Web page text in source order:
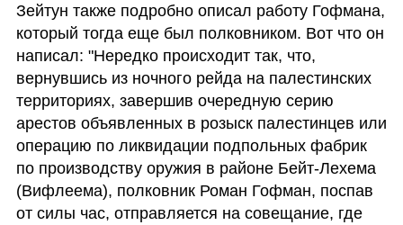
Зейтун также подробно описал работу Гофмана,
который тогда еще был полковником. Вот что он
написал: "Нередко происходит так, что,
вернувшись из ночного рейда на палестинских
территориях, завершив очередную серию
арестов объявленных в розыск палестинцев или
операцию по ликвидации подпольных фабрик
по производству оружия в районе Бейт-Лехема
(Вифлеема), полковник Роман Гофман, поспав
от силы час, отправляется на совещание, где